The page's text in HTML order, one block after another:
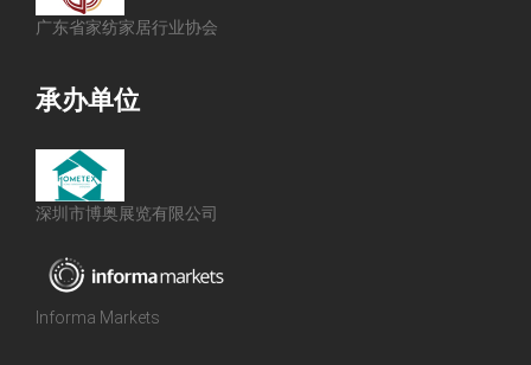
广东省家纺家居行业协会
承办单位
深圳市博奥展览有限公司
Informa Markets